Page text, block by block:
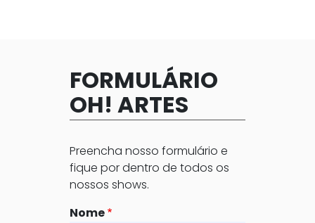
FORMULÁRIO
OH! ARTES
Preencha nosso formulário e
fique por dentro de todos os
nossos shows.
Nome